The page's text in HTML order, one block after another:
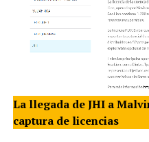
La llegada de JHI a
captura de licencias